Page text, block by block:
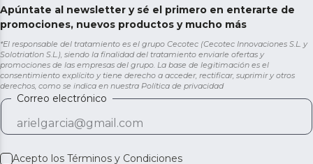
Apúntate al newsletter y sé el primero en enterarte de
promociones, nuevos productos y mucho más
*El responsable del tratamiento es el grupo Cecotec (Cecotec Innovaciones S.L. y
Solotriatlon S.L.), siendo la finalidad del tratamiento enviarle ofertas y
promociones de las empresas del grupo. La base de legitimación es el
consentimiento explícito y tiene derecho a acceder, rectificar, suprimir y otros
derechos, como se indica en nuestra Política de privacidad
Correo electrónico
Acepto los Términos y Condiciones